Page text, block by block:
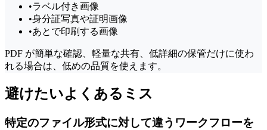
•ラベル付き画像
•身分証写真や証明画像
•あとで印刷する画像
PDF が簡単な確認、軽量な共有、低詳細の保管だけに使わ
れる場合は、低めの品質を使えます。
避けたいよくあるミス
特定のファイル形式に対して違うワークフローを